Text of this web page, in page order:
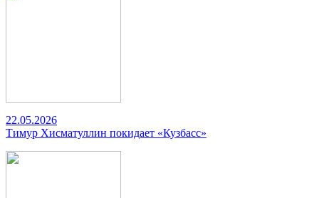
22.05.2026
Тимур Хисматуллин покидает «Кузбасс»